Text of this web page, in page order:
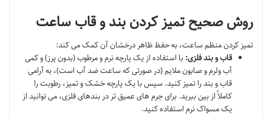
روش صحیح تمیز کردن بند و قاب ساعت
تمیز کردن منظم ساعت، به حفظ ظاهر درخشان آن کمک می کند:
قاب و بند فلزی: با استفاده از یک پارچه نرم و مرطوب (بدون پرز) و کمی
آب ولرم و صابون ملایم (در صورتی که ساعت ضد آب است)، به آرامی
قاب و بند را تمیز کنید. سپس با یک پارچه خشک و تمیز، رطوبت را
کاملاً از بین ببرید. برای جرم های عمیق تر در بندهای فلزی، می توانید از
یک مسواک نرم استفاده کنید.